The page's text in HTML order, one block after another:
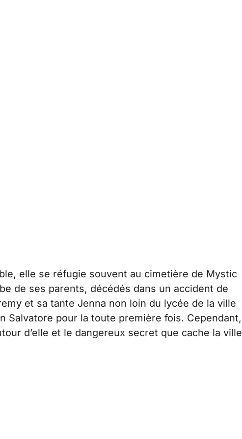
elle se réfugie souvent au cimetière de Mystic
de ses parents, décédés dans un accident de
et sa tante Jenna non loin du lycée de la ville
Salvatore pour la toute première fois. Cependant,
d’elle et le dangereux secret que cache la ville